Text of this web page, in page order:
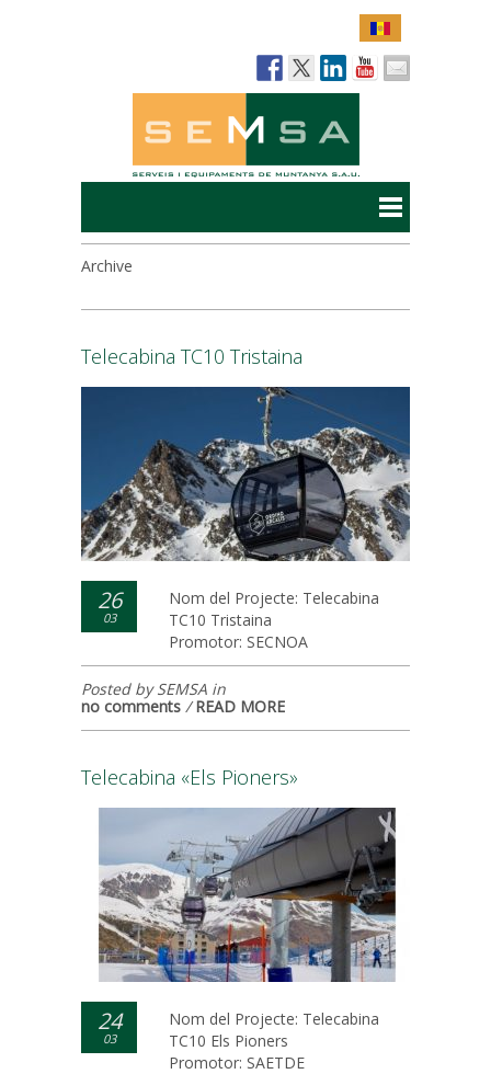
Archive
Telecabina TC10 Tristaina
26
03
Nom del Projecte: Telecabina
TC10 Tristaina
Promotor: SECNOA
Posted by SEMSA in
no comments /READ MORE
Telecabina «Els Pioners»
24
03
Nom del Projecte: Telecabina
TC10 Els Pioners
Promotor: SAETDE